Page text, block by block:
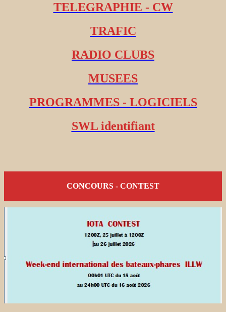
TELEGRAPHIE - CW
TRAFIC
RADIO CLUBS
MUSEES
PROGRAMMES - LOGICIELS
SWL identifiant
CONCOURS - CONTEST